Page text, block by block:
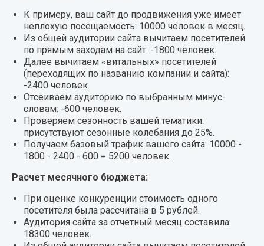
К примеру, ваш сайт до продвижения уже имеет
неплохую посещаемость: 10000 человек в месяц.
Из общей аудитории сайта вычитаем посетителей
по прямым заходам на сайт: -1800 человек.
Далее вычитаем «витальных» посетителей
(переходящих по названию компании и сайта):
-2400 человек.
Отсеиваем аудиторию по выбранным минус-
словам: -600 человек.
Проверяем сезонность вашей тематики:
присутствуют сезонные колебания до 25%.
Получаем базовый трафик вашего сайта: 10000 -
1800 - 2400 - 600 = 5200 человек.
Расчет месячного бюджета:
При оценке конкуренции стоимость одного
посетителя была рассчитана в 5 рублей.
Аудитория сайта за отчетный месяц составила:
18300 человек.